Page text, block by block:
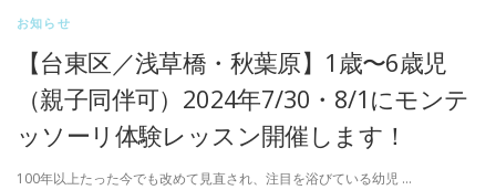
お知らせ
【台東区／浅草橋・秋葉原】1歳〜6歳児
（親子同伴可）2024年7/30・8/1にモンテ
ッソーリ体験レッスン開催します！
100年以上たった今でも改めて見直され、注目を浴びている幼児 …